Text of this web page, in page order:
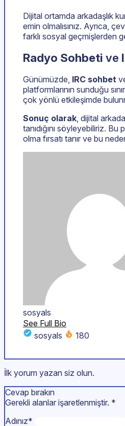
Dijital ortamda arkadaşlık
emin olmalısınız. Ayrıca,
farklı sosyal geçmişlerden
Radyo Sohbeti ve
Günümüzde, IRC sohbet
platformlarının sunduğu
çok yönlü etkileşimde
Sonuç olarak, dijital
tanıdığını söyleyebiliriz.
olma fırsatı tanır ve bu
sosyals
See Full Bio
sosyals
180
İlk yorum yazan siz olun.
Cevap bırakın
Gerekli alanlar işaretlenmiştir. *
Adınız*